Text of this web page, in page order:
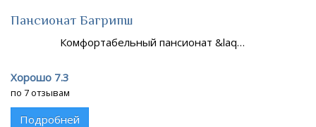
Пансионат Багрипш
Комфортабельный пансионат &laq…
Хорошо 7.3
по 7 отзывам
Подробней